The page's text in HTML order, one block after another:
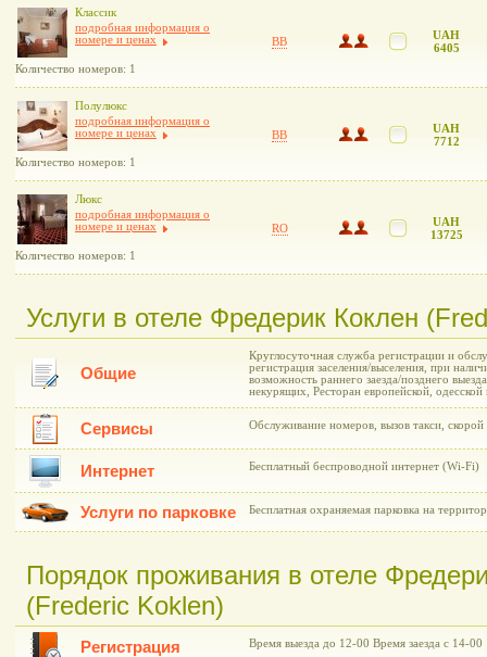
Классик
подробная информация о
номере и ценах
Количество номеров: 1
BB
UAH
6405
Полулюкс
подробная информация о
номере и ценах
Количество номеров: 1
BB
UAH
7712
Люкс
подробная информация о
номере и ценах
Количество номеров: 1
RO
UAH
13725
Услуги в отеле Фредерик Коклен
Общие
Круглосуточная служба регистрации и
регистрация заселения/выселения, при
возможность раннего заезда/позднего
некурящих, Ресторан европейской, одесской
Сервисы Обслуживание номеров, вызов такси,
Интернет Бесплатный беспроводной интернет (Wi-Fi)
Услуги по парковке Бесплатная охраняемая парковка на
Порядок проживания в отеле
(Frederic Koklen)
Регистрация Время выезда до 12-00 Время заезда с 14-00